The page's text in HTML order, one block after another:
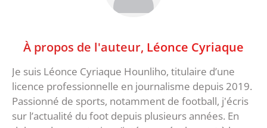
À propos de l'auteur, Léonce Cyriaque
Je suis Léonce Cyriaque Hounliho, titulaire d’une
licence professionnelle en journalisme depuis 2019.
Passionné de sports, notamment de football, j'écris
sur l’actualité du foot depuis plusieurs années. En